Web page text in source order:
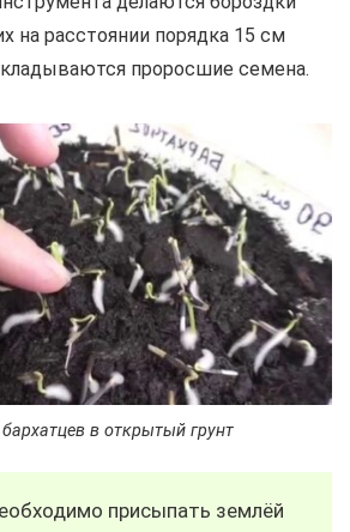
на расстоянии порядка 15 см
проросшие семена.
в открытый грунт
присыпать землёй